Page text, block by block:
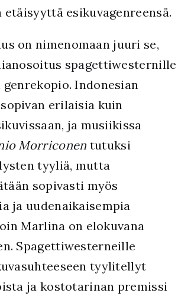
etäisyyttä esikuvagenreensä.
on nimenomaan juuri se,
spagettiwesternille
genrekopio. Indonesian
erilaisia kuin
ja musiikissa
Morriconen tutuksi
tyyliä, mutta
sopivasti myös
ja uudenaikaisempia
Marlina on elokuvana
Spagettiwesterneille
tyylitellyt
ja kostotarinan premissi